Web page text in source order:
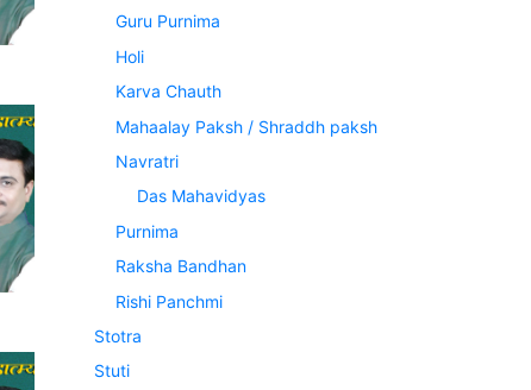
Guru Purnima
Holi
Karva Chauth
Mahaalay Paksh / Shraddh paksh
Navratri
Das Mahavidyas
Purnima
Raksha Bandhan
Rishi Panchmi
Stotra
Stuti